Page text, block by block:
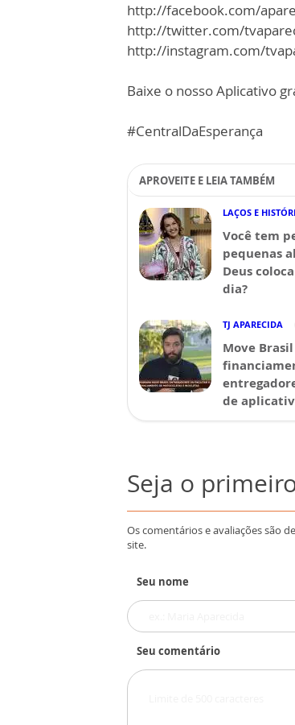
http://facebook.com/
http://twitter.com/
http://instagram.com/
Baixe o nosso Aplicativo
#CentralDaEsperança
APROVEITE E LEIA TAMBÉM
LAÇOS E
Você tem
pequenas
Deus
dia?
TJ APARECIDA
Move
de
Seja o
Os comentários e avaliações são
site.
Seu nome
Seu comentário